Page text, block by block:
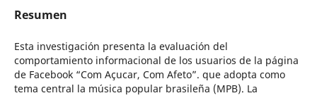
Resumen
Esta investigación presenta la evaluación del
comportamiento informacional de los usuarios de la página
de Facebook “Com Açucar, Com Afeto”. que adopta como
tema central la música popular brasileña (MPB). La